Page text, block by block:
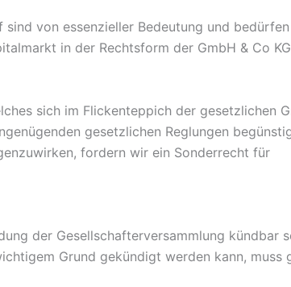
von essenzieller Bedeutung und
in der Rechtsform der GmbH & Co
sich im Flickenteppich der gesetzlichen
gesetzlichen Reglungen
fordern wir ein Sonderrecht für
der Gesellschafterversammlung kündbar
Grund gekündigt werden kann, muss